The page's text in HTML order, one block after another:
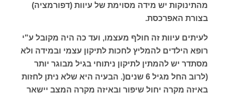
מהתינוקות יש מידה מסוימת של עיוות (דפורמציה)
בצורת האפרכסת.
לעיתים עיוות זה חולף מעצמו, ועד כה היה מקובל ע"י
רופא הילדים להמליץ לחכות לתיקון עצמי ובמידה ולא
מסתדר יש להמתין לתיקון ניתוחי בגיל מבוגר יותר
(לרוב החל מגיל 6 שנים(. הבעיה היא שלא ניתן לחזות
באיזה מקרה יחול שיפור ובאיזה מקרה המצב יישאר